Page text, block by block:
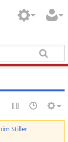
Stiller